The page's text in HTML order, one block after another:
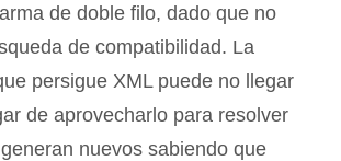
de doble filo, dado que no
de compatibilidad. La
persigue XML puede no llegar
de aprovecharlo para resolver
nuevos sabiendo que